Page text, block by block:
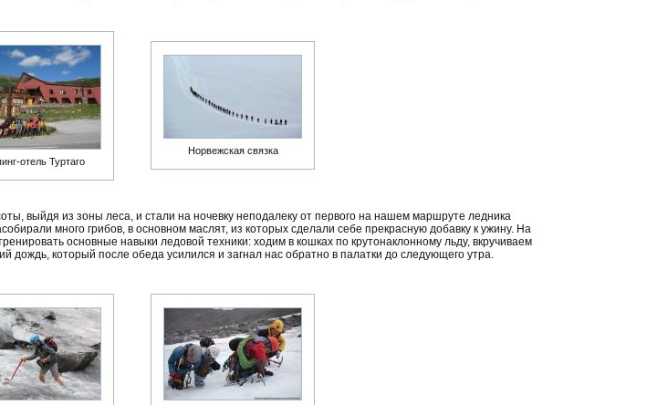
отель Туртаго
Норвежская связка
выйдя из зоны леса, и стали на ночевку неподалеку от первого на нашем маршруте ледника
много грибов, в основном маслят, из которых сделали себе прекрасную добавку к ужину. На
основные навыки ледовой техники: ходим в кошках по крутонаклонному льду, вкручиваем
дождь, который после обеда усилился и загнал нас обратно в палатки до следующего утра.